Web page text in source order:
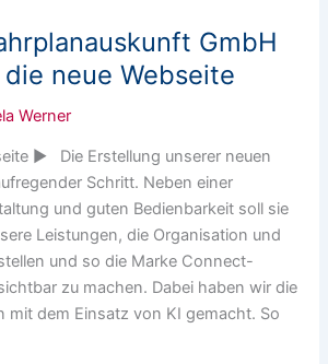
GmbH
neue Webseite
Werner
▶ Die Erstellung unserer neuen
Schritt. Neben einer
und guten Bedienbarkeit soll sie
Leistungen, die Organisation und
und so die Marke Connect-
zu machen. Dabei haben wir die
mit dem Einsatz von KI gemacht. So